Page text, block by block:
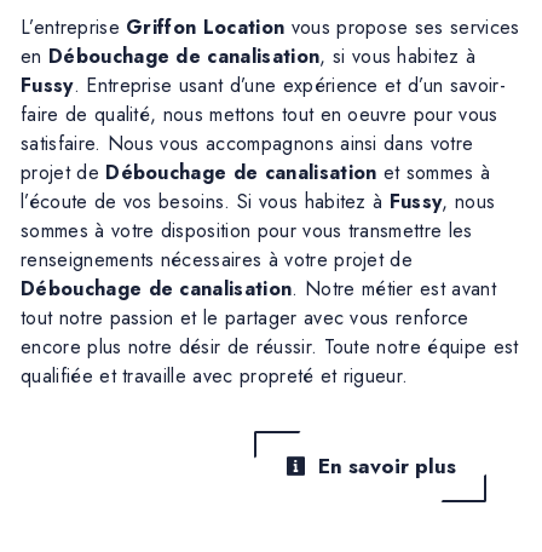
L’entreprise Griffon Location vous propose ses services
en Débouchage de canalisation, si vous habitez à
Fussy. Entreprise usant d’une expérience et d’un savoir-
faire de qualité, nous mettons tout en oeuvre pour vous
satisfaire. Nous vous accompagnons ainsi dans votre
projet de Débouchage de canalisation et sommes à
l’écoute de vos besoins. Si vous habitez à Fussy, nous
sommes à votre disposition pour vous transmettre les
renseignements nécessaires à votre projet de
Débouchage de canalisation. Notre métier est avant
tout notre passion et le partager avec vous renforce
encore plus notre désir de réussir. Toute notre équipe est
qualifiée et travaille avec propreté et rigueur.
En savoir plus